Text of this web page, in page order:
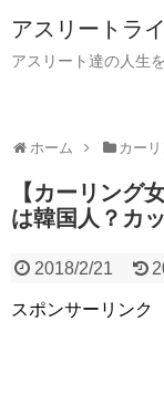
アスリートラ
アスリート達の人生
ホーム カー
【カーリング
は韓国人？カ
2018/2/21
スポンサーリンク